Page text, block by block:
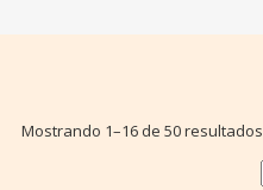
Mostrando 1–16 de 50 resultados